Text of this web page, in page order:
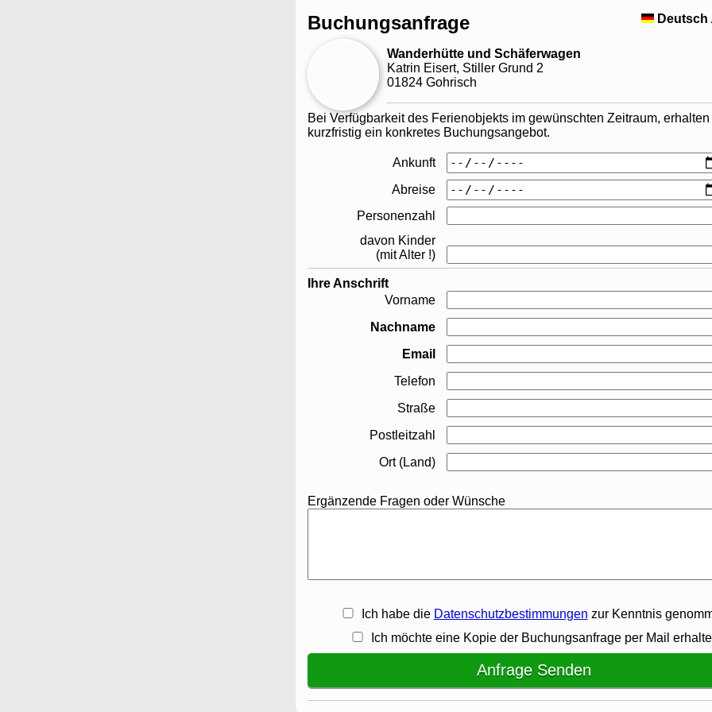
Deutsch
Buchungsanfrage
Wanderhütte und Schäferwagen
Katrin Eisert, Stiller Grund 2
01824 Gohrisch
Bei Verfügbarkeit des Ferienobjekts im gewünschten Zeitraum,
kurzfristig ein konkretes Buchungsangebot.
Ankunft
Abreise
Personenzahl
davon Kinder
(mit Alter !)
Ihre Anschrift
Vorname
Nachname
Email
Telefon
Straße
Postleitzahl
Ort (Land)
Ergänzende Fragen oder Wünsche
Ich habe die Datenschutzbestimmungen zur Kenntnis
Ich möchte eine Kopie der Buchungsanfrage per Mail
Anfrage Senden